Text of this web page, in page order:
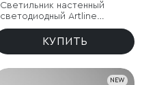
Светильник настенный
светодиодный Artline
латунь
КУПИТЬ
NEW